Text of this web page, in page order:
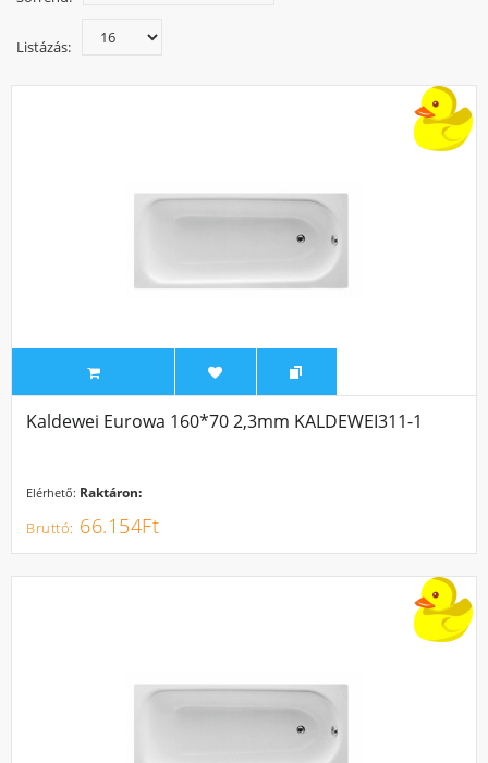
egyben egy zuhanyzó is legyen? Lehetséges egy kifejezetten
erre kialakított zuhanyteres káddal. Anyagában akril, öntött
vannak arról milyen kádat szeretnénk, akkor mindenképp
A fürdőkádaknál rászűrhetünk a gyártóra, a kád alakjára,
Webáruházunk kínálatában biztosan megtalálja a
25.337 Ft-tól kapható, de az igazi luxus fürdőkádak is
kényelmesen webáruházból!
Listázás:
Kaldewei Eurowa 160*70 2,3mm KALDEWEI311-1
Elérhető: Raktáron:
66.154Ft